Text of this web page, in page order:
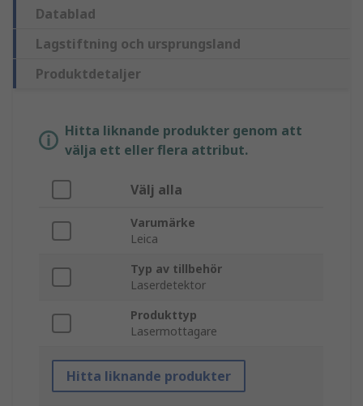
Datablad
Lagstiftning och ursprungsland
Produktdetaljer
Hitta liknande produkter genom att
välja ett eller flera attribut.
Välj alla
Varumärke
Leica
Typ av tillbehör
Laserdetektor
Produkttyp
Lasermottagare
Hitta liknande produkter